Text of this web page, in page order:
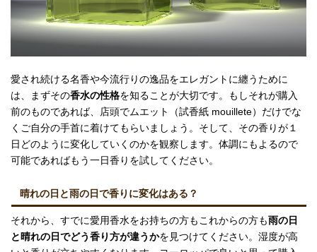
愛され続ける名香や今流行りの逸品をエレガントに纏うために
は、まずその香水の性格を知ることが大切です。もしそれが購入
前のものであれば、店頭でムエット（試香紙 mouillete）だけでな
くご自分の手首に着けてもらいましょう。そして、その香りが１
日どのように変化していくのかを観察します。体調にもよるので
可能であればもう一日香りを試してください。
晴れの日と雨の日で香りに変化はある？
それから、すでに愛用香水をお持ちの方もこれからの方も雨の日
と晴れの日でどう香り方が違うかを見つけてください。湿度が高